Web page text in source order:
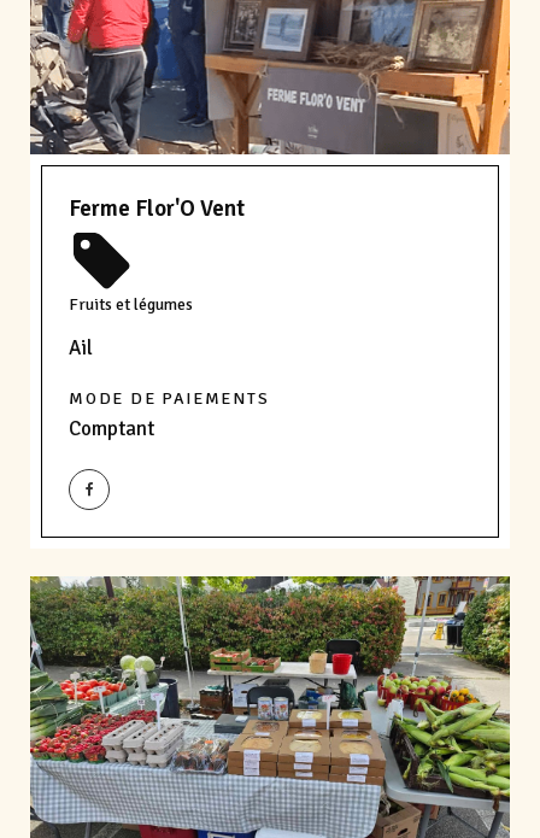
Ferme Flor'O Vent
Fruits et légumes
Ail
MODE DE PAIEMENTS
Comptant